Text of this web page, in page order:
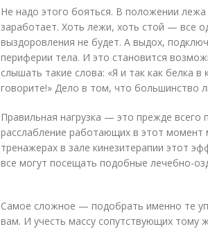
Не надо этого бояться. В положении
заработает. Хоть лежи, хоть стой — все
выздоровления не будет. А выдох,
периферии тела. И это становится
слышать такие слова: «Я и так как белка
говорите!» Дело в том, что большинство
Правильная нагрузка — это прежде
расслабление работающих в этот
тренажерах в зале кинезитерапии этот
все могут посещать подобные лечебно-
Самое сложное — подобрать именно те
вам. И учесть массу сопутствующих тому